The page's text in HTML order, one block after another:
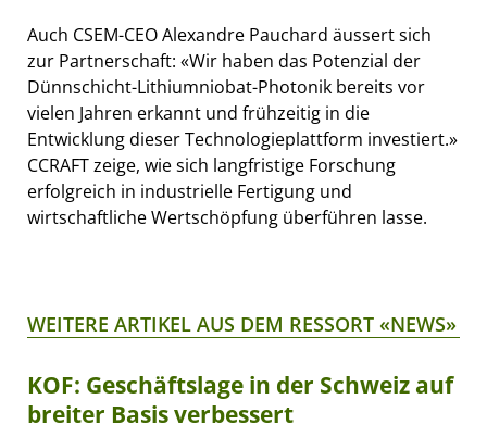
Auch CSEM-CEO Alexandre Pauchard äussert sich
zur Partnerschaft: «Wir haben das Potenzial der
Dünnschicht-Lithiumniobat-Photonik bereits vor
vielen Jahren erkannt und frühzeitig in die
Entwicklung dieser Technologieplattform investiert.»
CCRAFT zeige, wie sich langfristige Forschung
erfolgreich in industrielle Fertigung und
wirtschaftliche Wertschöpfung überführen lasse.
WEITERE ARTIKEL AUS DEM RESSORT «NEWS»
KOF: Geschäftslage in der Schweiz auf
breiter Basis verbessert